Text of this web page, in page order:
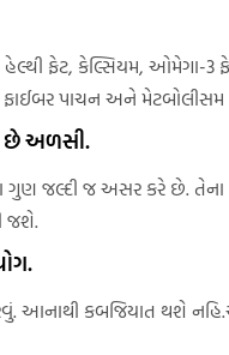
ફેટ, કેલ્સિયમ, ઓમેગા-
ફાઈબર પાચન અને
છે અળસી.
જલ્દી જ અસર કરે છે. તેના
જશે.
કબજિયાત થશે